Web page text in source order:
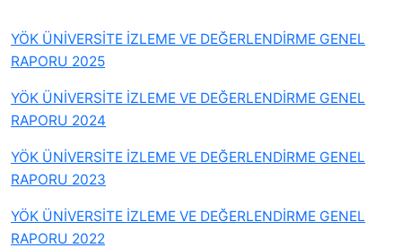
YÖK ÜNİVERSİTE İZLEME VE DEĞERLENDİRME GENEL
RAPORU 2025
YÖK ÜNİVERSİTE İZLEME VE DEĞERLENDİRME GENEL
RAPORU 2024
YÖK ÜNİVERSİTE İZLEME VE DEĞERLENDİRME GENEL
RAPORU 2023
YÖK ÜNİVERSİTE İZLEME VE DEĞERLENDİRME GENEL
RAPORU 2022